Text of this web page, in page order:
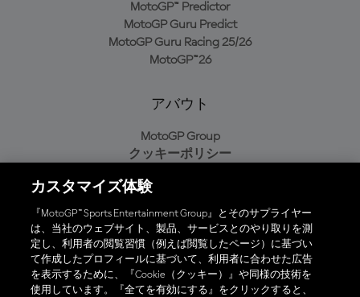
MotoGP™ Predictor
MotoGP Guru Predict
MotoGP Guru Racing 25/26
MotoGP™26
アバウト
MotoGP Group
クッキーポリシー
プライバシーポリシー
購入ポリシー
オフィシャルアプリ
カスタマイズ体験
『MotoGP™ Sports Entertainment Group』とそのサプライヤー
は、当社のウェブサイト、製品、サービスとのやり取りを測
定し、利用者の閲覧習慣（例えば閲覧したページ）に基づい
て作成したプロフィールに基づいて、利用者に合わせた広告
を表示するために、『Cookie（クッキー）』や同様の技術を
使用しています。『全てを有効にする』をクリックすると、